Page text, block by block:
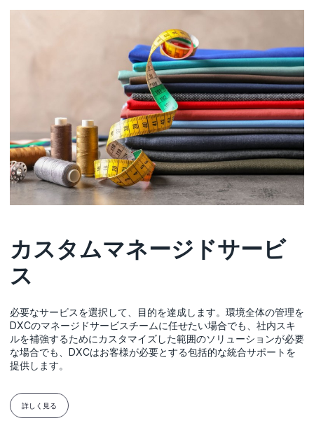
カスタムマネージドサービ
ス
必要なサービスを選択して、目的を達成します。環境全体の管理を
DXCのマネージドサービスチームに任せたい場合でも、社内スキ
ルを補強するためにカスタマイズした範囲のソリューションが必要
な場合でも、DXCはお客様が必要とする包括的な統合サポートを
提供します。
詳しく見る